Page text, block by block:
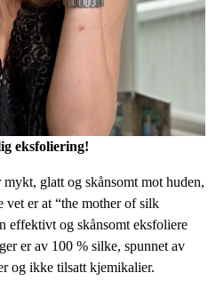
eksfoliering!
glatt og skånsomt mot huden,
vet er at “the mother of silk
effektivt og skånsomt eksfoliere
er av 100 % silke, spunnet av
og ikke tilsatt kjemikalier.